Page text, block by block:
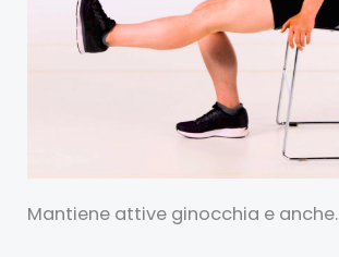
Mantiene attive ginocchia e anche.